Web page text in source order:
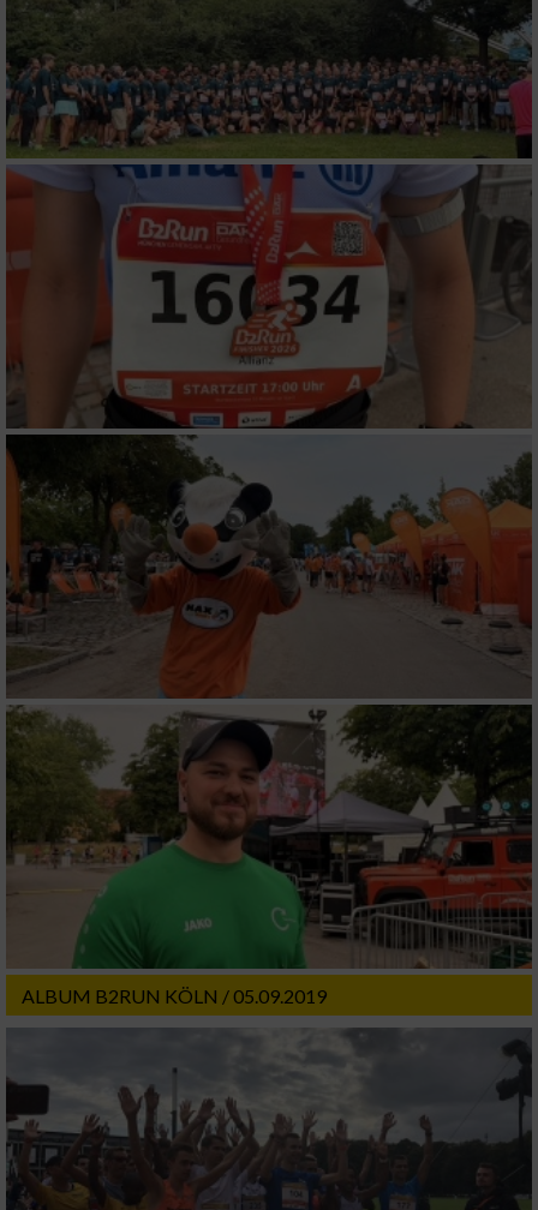
ALBUM B2RUN KÖLN / 05.09.2019
personalisierter Werbung
Erstellung von Profilen zur Personalisierung
von Inhalten
Verwendung von Profilen zur Auswahl
personalisierter Inhalte
Messung der Werbeleistung
Messung der Performance von Inhalten
Analyse von Zielgruppen durch Statistiken
oder Kombinationen von Daten aus
verschiedenen Quellen
Entwicklung und Verbesserung der Angebote
Verwendung reduzierter Daten zur Auswahl
von Inhalten
IAB-Besonderheiten:
Verwendung genauer Standortdaten
Geräte anhand von aktiv angeforderten
Informationen identifizieren
Nicht-IAB-Verarbeitungszwecke:
Notwendig
Performance
Funktional
Werbung